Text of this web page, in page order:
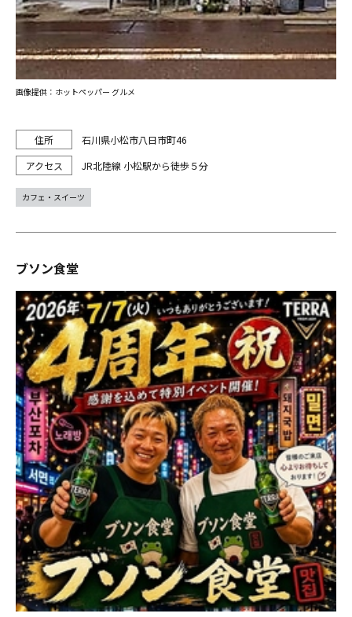
石川県小松市八日市町46
JR北陸線 小松駅から徒歩５分
画像提供：ホットペッパー グルメ
カフェ・スイーツ
ブソン食堂